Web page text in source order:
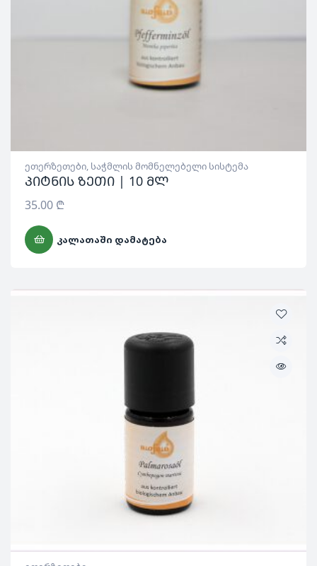
ეთერზეთები, საჭმლის მომნელებელი სისტემა
პიტნის ზეთი | 10 მლ
35.00 ₾
ᲙᲐᲚᲐᲗᲐᲨᲘ ᲓᲐᲛᲐᲢᲔᲑᲐ